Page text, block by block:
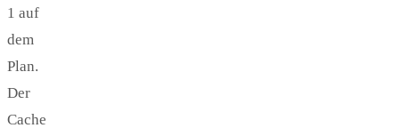
1 auf
dem
Plan.
Der
Cache